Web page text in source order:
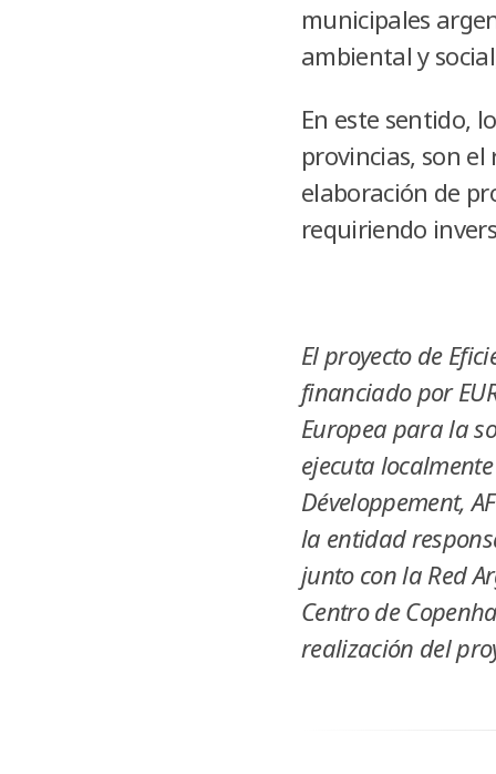
municipales
ambiental y
En este sentido,
provincias, son
elaboración de
requiriendo
El proyecto de
financiado por
Europea para la
ejecuta
Développement,
la entidad
junto con la Red
Centro de
realización del